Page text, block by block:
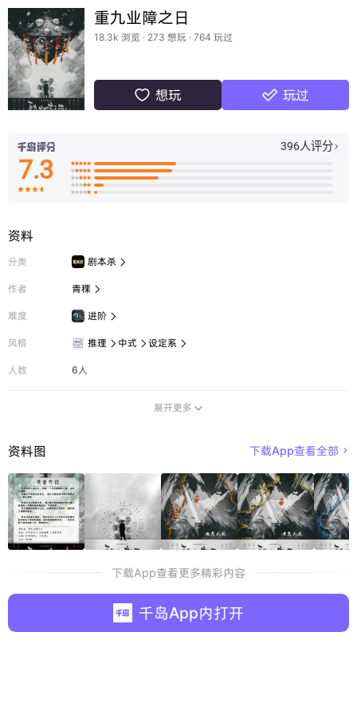
重九业障之日
18.3k 浏览 · 273 想玩 · 764 玩过
 想玩  玩过
396人评分 
7.3 




资料
分类 剧本杀 
作者 青稞 
难度 进阶 
风格 推理  中式  设定系 
人数 6人
展开更多 
资料图 下载App查看全部 
下载App查看更多精彩内容
千岛App内打开